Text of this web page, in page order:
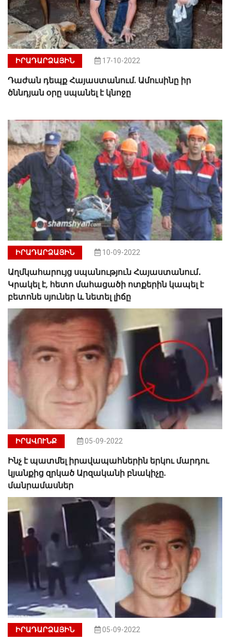
ԻՐԱԴԱՐՁԱՅԻՆ 17-10-2022
Դաժան դեպք Հայաստանում. Ամուսինը իր
ծննդյան օրը սպանել է կնոջը
ԻՐԱԴԱՐՁԱՅԻՆ 10-09-2022
Աղմկահարույց սպանություն Հայաստանում․
Կրակել է, հետո մահացածի ոտքերին կապել է
բետոնե սյուներ և նետել լիճը
ԻՐԱՎՈՒՆՔ 05-09-2022
Ինչ է պատմել իրավապահներին երկու մարդու
կյանքից զրկած Արզականի բնակիչը.
մանրամասներ
ԻՐԱԴԱՐՁԱՅԻՆ 05-09-2022